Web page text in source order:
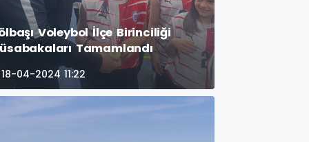
Voleybol İlçe Birinciliği
Tamamlandı
18-04-2024 11:22